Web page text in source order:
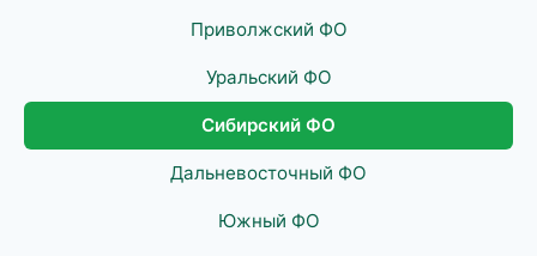
Приволжский ФО
Уральский ФО
Сибирский ФО
Дальневосточный ФО
Южный ФО